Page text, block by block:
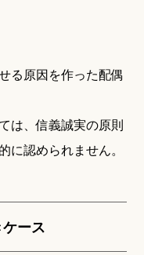
る原因を作った配偶
は、信義誠実の原則
に認められません。
ース